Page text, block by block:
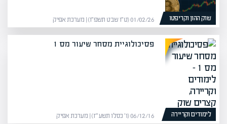
שוק ההון וקריפטו 01/02/26 (ט״ו שבט תשפ״ו) | מערכת אפיק
לימודים וקריירה
פסיכולוגיית מסחר שיעור מס 1
06/12/16 (ו׳ כסלו תשע״ז) | מערכת אפיק